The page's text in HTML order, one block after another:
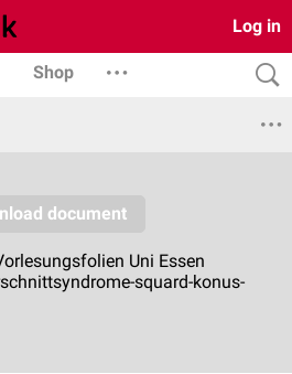
Log in
Shop